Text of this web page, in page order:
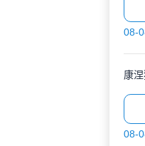
08-
康
08-